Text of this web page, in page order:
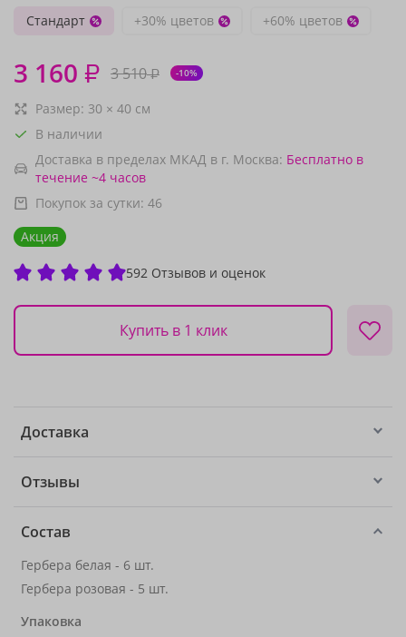
Стандарт
+30% цветов +60% цветов
3 160 ₽ 3 510₽ -10%
Размер: 30 × 40 см
В наличии
Доставка в пределах МКАД в г. Москва: Бесплатно в
течение ~4 часов
Покупок за сутки: 46
Акция
592 Отзывов и оценок
Купить в 1 клик
Доставка
Отзывы
Состав
Гербера белая - 6 шт.
Гербера розовая - 5 шт.
Упаковка